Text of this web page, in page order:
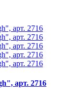
арт. 2716